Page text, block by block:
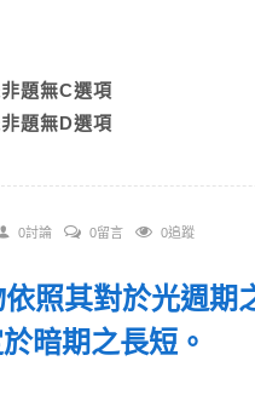
題無C選項
題無D選項
0討論 0留言 0追蹤
照其對於光週期
暗期之長短。